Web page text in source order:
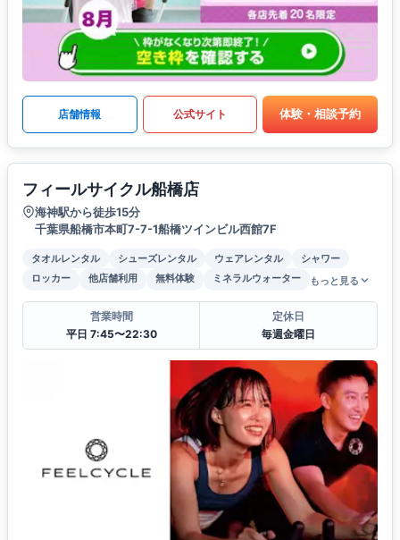
店舗情報 公式サイト 体験・相談予約
フィールサイクル船橋店
海神駅から徒歩15分
千葉県船橋市本町7-7-1船橋ツインビル西館7F
タオルレンタル シューズレンタル ウェアレンタル
シャワー
ロッカー
他店舗利用 無料体験 ミネラルウォーター もっと見る
営業時間
平日 7:45〜22:30
定休日
毎週金曜日